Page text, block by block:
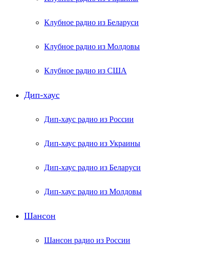
Клубное радио из Беларуси
Клубное радио из Молдовы
Клубное радио из США
Дип-хаус
Дип-хаус радио из России
Дип-хаус радио из Украины
Дип-хаус радио из Беларуси
Дип-хаус радио из Молдовы
Шансон
Шансон радио из России